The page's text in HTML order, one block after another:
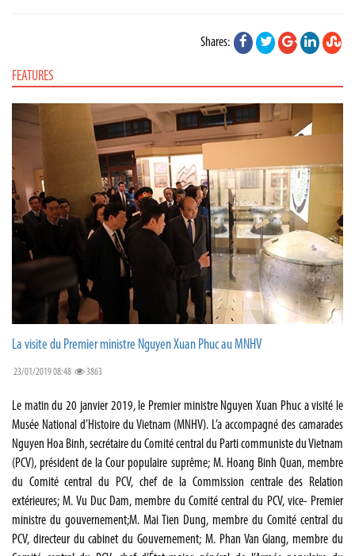
Shares:
FEATURES
La visite du Premier ministre Nguyen Xuan Phuc au MNHV
23/01/2019 08:48 3863
Le matin du 20 janvier 2019, le Premier ministre Nguyen Xuan Phuc a visité le
Musée National d’Histoire du Vietnam (MNHV). L’a accompagné des camarades
Nguyen Hoa Binh, secrétaire du Comité central du Parti communiste du Vietnam
(PCV), président de la Cour populaire suprême; M. Hoang Binh Quan, membre
du Comité central du PCV, chef de la Commission centrale des Relation
extérieures; M. Vu Duc Dam, membre du Comité central du PCV, vice- Premier
ministre du gouvernement;M. Mai Tien Dung, membre du Comité central du
PCV, directeur du cabinet du Gouvernement; M. Phan Van Giang, membre du